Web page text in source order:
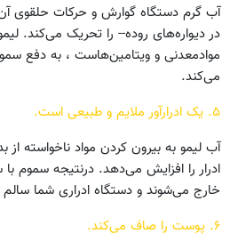
آب گرم دستگاه گوارش و حرکات حلقوی
در دیواره‌های روده-- را تحریک می‌کند.
موادمعدنی و ویتامین‌هاست ، به دفع
می‌کند.
۵. یک ادرارآور ملایم و طبیعی است.
آب لیمو به بیرون کردن مواد ناخواسته
ادرار را افزایش می‌دهد. درنتیجه سموم
خارج می‌شوند و دستگاه ادراری شما
۶. پوست را صاف می‌کند.